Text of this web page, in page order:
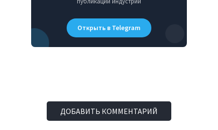
Открыть в Telegram
ДОБАВИТЬ КОММЕНТАРИЙ